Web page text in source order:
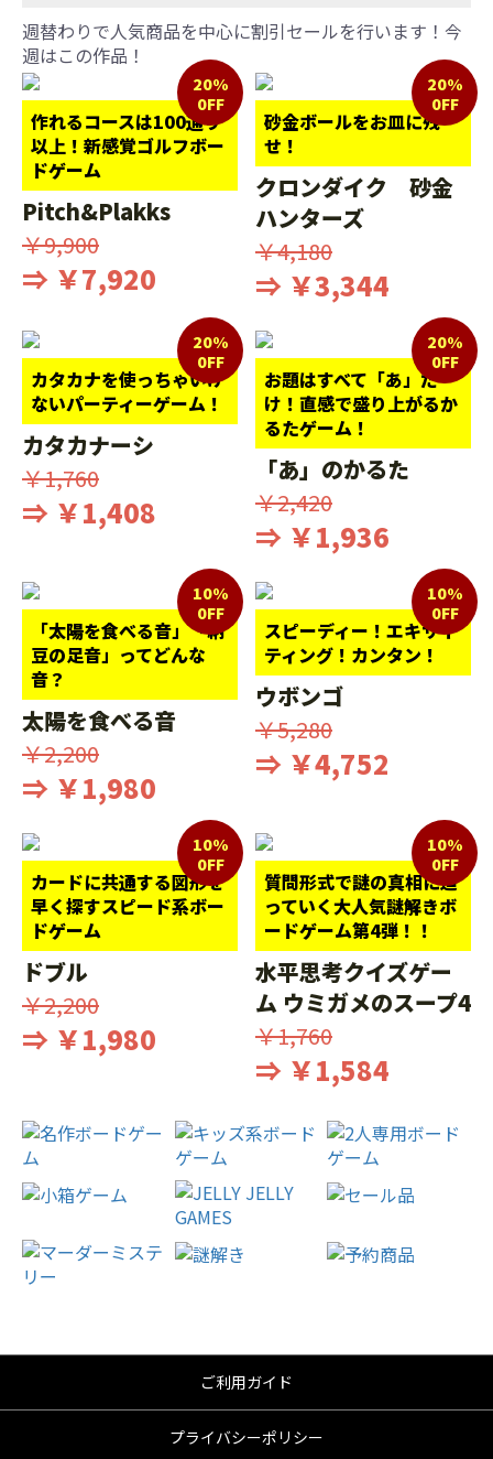
週替わりで人気商品を中心に割引セールを行います！今
週はこの作品！
作れるコースは100通り
以上！新感覚ゴルフボー
ドゲーム
20%
0FF
Pitch&Plakks
￥9,900
⇒ ￥7,920
砂金ボールをお皿に残
せ！
20%
0FF
クロンダイク 砂金
ハンターズ
￥4,180
⇒ ￥3,344
カタカナを使っちゃいけ
ないパーティーゲーム！
20%
0FF
カタカナーシ
￥1,760
⇒ ￥1,408
お題はすべて「あ」だ
け！直感で盛り上がるか
るたゲーム！
20%
0FF
「あ」のかるた
￥2,420
⇒ ￥1,936
「太陽を食べる音」「納
豆の足音」ってどんな
音？
10%
0FF
太陽を食べる音
￥2,200
⇒ ￥1,980
スピーディー！エキサイ
ティング！カンタン！
10%
0FF
ウボンゴ
￥5,280
⇒ ￥4,752
カードに共通する図形を
早く探すスピード系ボー
ドゲーム
10%
0FF
ドブル
￥2,200
⇒ ￥1,980
質問形式で謎の真相に迫
っていく大人気謎解きボ
ードゲーム第4弾！！
10%
0FF
水平思考クイズゲー
ム ウミガメのスープ4
￥1,760
⇒ ￥1,584
ご利用ガイド
プライバシーポリシー